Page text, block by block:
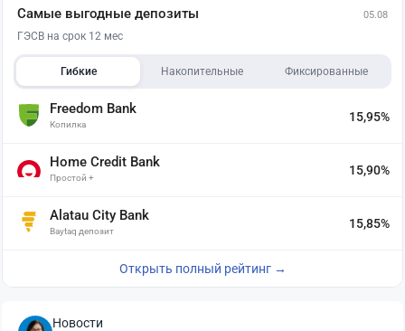
Самые выгодные депозиты 05.08
ГЭСВ на срок 12 мес
Гибкие Накопительные Фиксированные
Freedom Bank
Копилка
15,95%
Home Credit Bank
Простой +
15,90%
Alatau City Bank
Baytaq депозит
15,85%
Открыть полный рейтинг →
Новости